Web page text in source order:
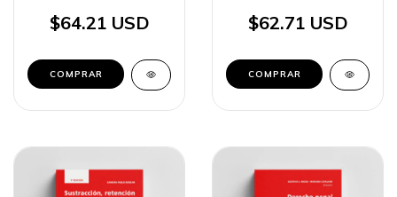
$64.21 USD
COMPRAR
$62.71 USD
COMPRAR